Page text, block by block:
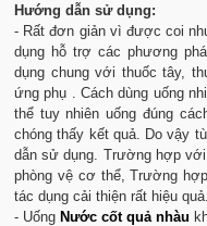
Hướng dẫn sử dụng:
- Rất đơn giản vì được coi
dụng hỗ trợ các phương
dụng chung với thuốc tây,
ứng phụ . Cách dùng uống
thể tuy nhiên uống đúng
chóng thấy kết quả. Do vậy
dẫn sử dụng. Trường hợp
phòng vệ cơ thể, Trường
tác dụng cải thiện rất hiệu quả.
- Uống Nước cốt quả nhàu